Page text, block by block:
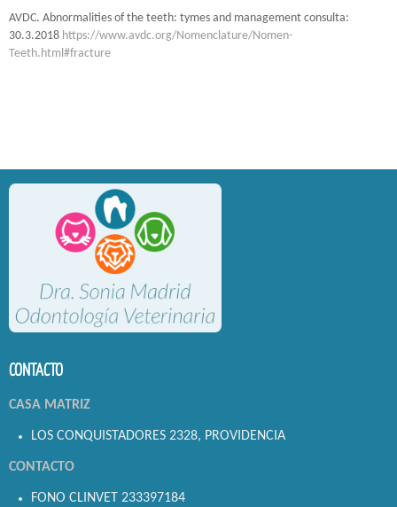
AVDC. Abnormalities of the teeth: tymes and management consulta:
30.3.2018 https://www.avdc.org/Nomenclature/Nomen-
Teeth.html#fracture
CONTACTO
CASA MATRIZ
LOS CONQUISTADORES 2328, PROVIDENCIA
CONTACTO
FONO CLINVET 233397184